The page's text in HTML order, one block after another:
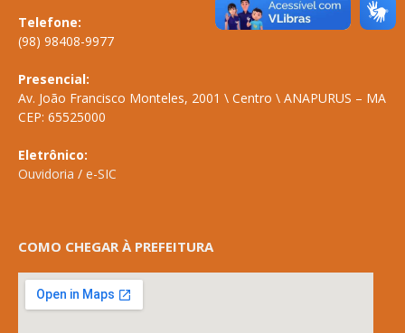
Telefone:
(98) 98408-9977
Presencial:
Av. João Francisco Monteles, 2001 \ Centro \ ANAPURUS – MA
CEP: 65525000
Eletrônico:
Ouvidoria / e-SIC
COMO CHEGAR À PREFEITURA